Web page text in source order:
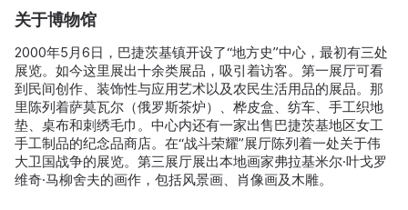
关于博物馆
2000年5月6日，巴捷茨基镇开设了“地方史”中心，最初有三处
展览。如今这里展出十余类展品，吸引着访客。第一展厅可看
到民间创作、装饰性与应用艺术以及农民生活用品的展品。那
里陈列着萨莫瓦尔（俄罗斯茶炉）、桦皮盒、纺车、手工织地
垫、桌布和刺绣毛巾。中心内还有一家出售巴捷茨基地区女工
手工制品的纪念品商店。在“战斗荣耀”展厅陈列着一处关于伟
大卫国战争的展览。第三展厅展出本地画家弗拉基米尔·叶戈罗
维奇·马柳舍夫的画作，包括风景画、肖像画及木雕。